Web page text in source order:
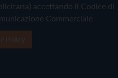
accettando il Codice di
Commerciale